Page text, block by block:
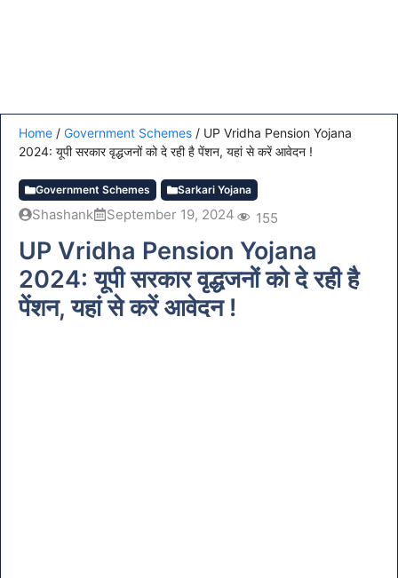
Home / Government Schemes / UP Vridha Pension Yojana
2024: यूपी सरकार वृद्धजनों को दे रही है पेंशन, यहां से करें आवेदन !
Government Schemes Sarkari Yojana
Shashank September 19, 2024 155
UP Vridha Pension Yojana
2024: यूपी सरकार वृद्धजनों को दे रही है
पेंशन, यहां से करें आवेदन !